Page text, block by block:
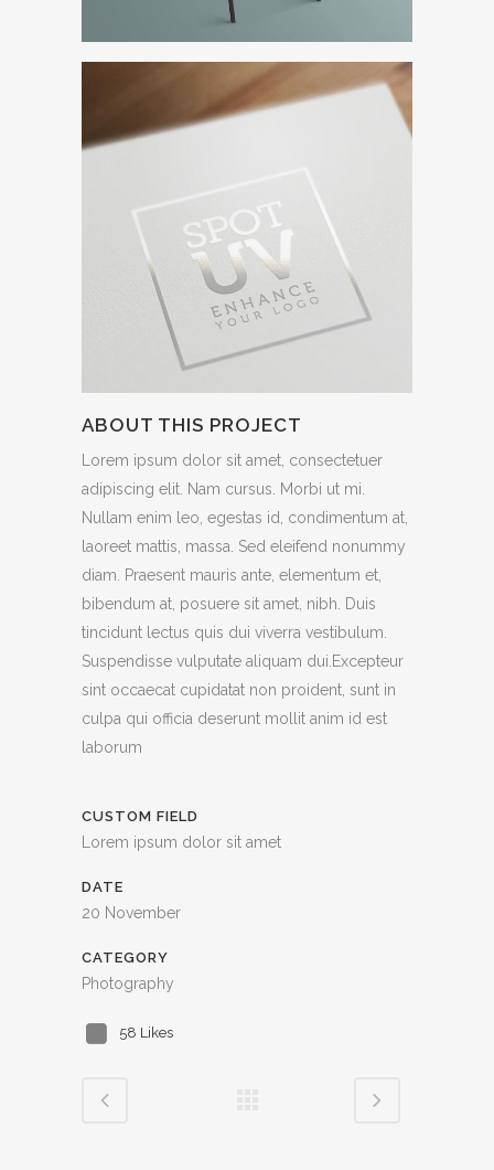
ABOUT THIS PROJECT
Lorem ipsum dolor sit amet, consectetuer
adipiscing elit. Nam cursus. Morbi ut mi.
Nullam enim leo, egestas id, condimentum at,
laoreet mattis, massa. Sed eleifend nonummy
diam. Praesent mauris ante, elementum et,
bibendum at, posuere sit amet, nibh. Duis
tincidunt lectus quis dui viverra vestibulum.
Suspendisse vulputate aliquam dui.Excepteur
sint occaecat cupidatat non proident, sunt in
culpa qui officia deserunt mollit anim id est
laborum
CUSTOM FIELD
Lorem ipsum dolor sit amet
DATE
20 November
CATEGORY
Photography
58 Likes